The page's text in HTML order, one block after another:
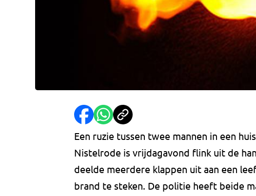
Een ruzie tussen twee mannen in een
Nistelrode is vrijdagavond flink uit de
deelde meerdere klappen uit aan een
brand te steken. De politie heeft beide